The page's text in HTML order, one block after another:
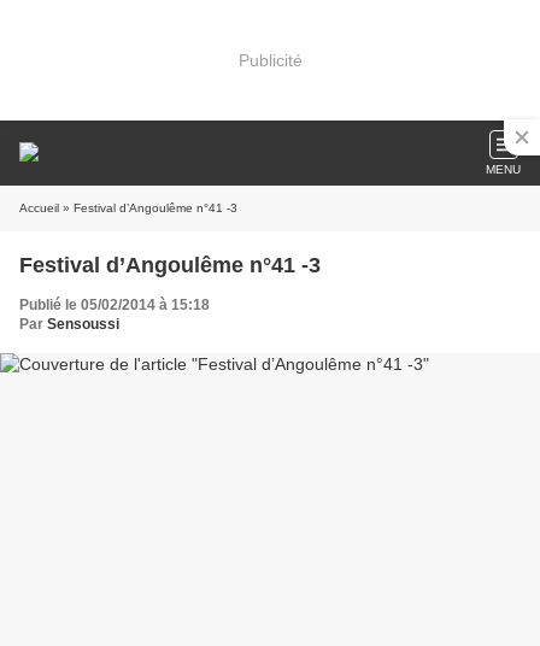
Publicité
MENU
Accueil » Festival d’Angoulême n°41 -3
Festival d’Angoulême n°41 -3
Publié le 05/02/2014 à 15:18
Par Sensoussi